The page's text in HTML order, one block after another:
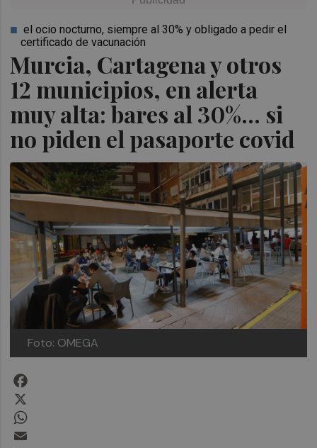
Murcia, Cartagena y otros
12 municipios, en alerta
muy alta: bares al 30%... si
no piden el pasaporte covid
el ocio nocturno, siempre al 30% y obligado a pedir el
certificado de vacunación
Foto: OMEGA